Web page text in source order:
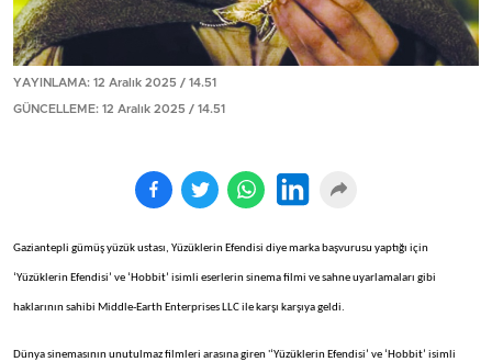
YAYINLAMA: 12 Aralık 2025 / 14.51
GÜNCELLEME: 12 Aralık 2025 / 14.51
Gaziantepli gümüş yüzük ustası, Yüzüklerin Efendisi diye marka başvurusu yaptığı için
‘Yüzüklerin Efendisi’ ve ‘Hobbit’ isimli eserlerin sinema filmi ve sahne uyarlamaları gibi
haklarının sahibi Middle-Earth Enterprises LLC ile karşı karşıya geldi.
Dünya sinemasının unutulmaz filmleri arasına giren '‘Yüzüklerin Efendisi’ ve ‘Hobbit’ isimli